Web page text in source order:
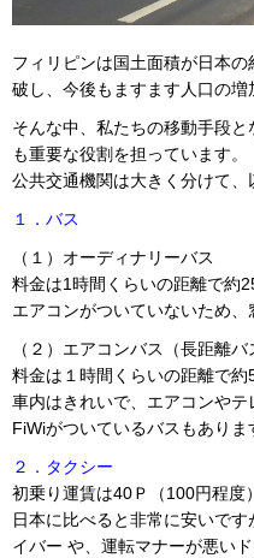
フィリピンは国土面積が日本
破し、今後もますます人口の増
そんな中、私たちの移動手段
も重要な役割を担っています。
公共交通機関は大きく分けて、
１．バス
（１）オーディナリーバス
料金は1時間くらいの距離で約
エアコンがついていないため、
（２）エアコンバス（長距離バ
料金は１時間くらいの距離で約
車内はきれいで、エアコンや
FiWiがついているバスもありま
２．タクシー
初乗り運賃は40Ｐ（100円程度）
日本に比べると非常に安いで
イバー や、運転マナーが悪い